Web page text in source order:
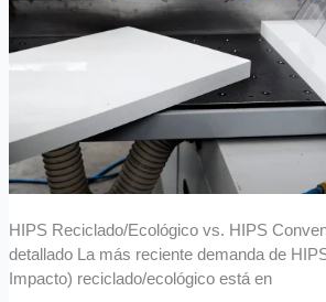
HIPS Reciclado/Ecológico vs. HIPS
detallado La más reciente demanda de
Impacto) reciclado/ecológico está en
Convencional/Virgen:
Análisis
detallado